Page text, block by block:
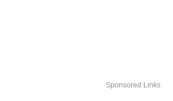
Sponsored Links